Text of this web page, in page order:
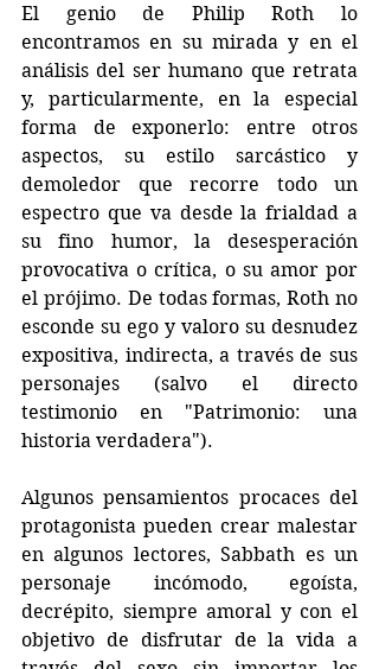
El genio de Philip Roth lo
encontramos en su mirada y en el
análisis del ser humano que retrata
y, particularmente, en la especial
forma de exponerlo: entre otros
aspectos, su estilo sarcástico y
demoledor que recorre todo un
espectro que va desde la frialdad a
su fino humor, la desesperación
provocativa o crítica, o su amor por
el prójimo. De todas formas, Roth no
esconde su ego y valoro su desnudez
expositiva, indirecta, a través de sus
personajes (salvo el directo
testimonio en "Patrimonio: una
historia verdadera").
Algunos pensamientos procaces del
protagonista pueden crear malestar
en algunos lectores, Sabbath es un
personaje incómodo, egoísta,
decrépito, siempre amoral y con el
objetivo de disfrutar de la vida a